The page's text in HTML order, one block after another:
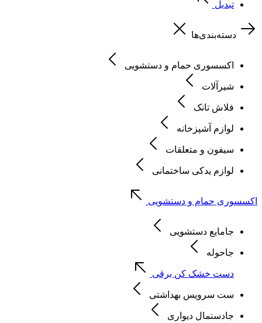
تبدیل
دسته‌بندی‌ها
اکسسوری حمام و دستشویی
شیرآلات
فلاش تانک
لوازم آشپزخانه
سیفون و متعلقات
لوازم یدکی ساختمانی
اکسسوری حمام و دستشویی
جامایع دستشویی
جاحوله
دست خشک کن برقی
ست سرویس بهداشتی
جادستمال دیواری